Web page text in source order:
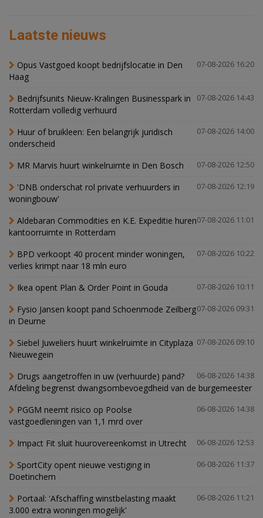
Laatste nieuws
07-08-2026 16:20
Opus Vastgoed koopt bedrijfslocatie in Den
Haag
07-08-2026 14:43
Bedrijfsunits Nieuw-Kralingen Businesspark in
Rotterdam volledig verhuurd
07-08-2026 14:00
Huur of bruikleen: Een belangrijk juridisch
onderscheid
07-08-2026 12:50
MR Marvis huurt winkelruimte in Den Bosch
07-08-2026 12:19
'DNB onderschat rol private verhuurders in
woningbouw'
07-08-2026 11:01
Aldebaran Commodities en K.E. Expeditie huren
kantoorruimte in Rotterdam
07-08-2026 10:22
BPD verkoopt 40 procent minder woningen,
verlies krimpt naar 18 mln euro
07-08-2026 10:11
Ikea opent Plan & Order Point in Gouda
07-08-2026 09:31
Fysio Jansen koopt pand Schoenmode Zeilberg
in Deurne
07-08-2026 09:10
Siebel Juweliers huurt winkelruimte in Cityplaza
Nieuwegein
06-08-2026 14:38
Drugs aangetroffen in uw (verhuurde) pand?
Afdeling begrenst dwangsombevoegdheid van de burgemeester
06-08-2026 14:38
PGGM neemt risico op Poolse
vastgoedleningen van 1,1 mrd over
06-08-2026 12:53
Impact Fit sluit huurovereenkomst in Utrecht
06-08-2026 11:37
SportCity opent nieuwe vestiging in
Doetinchem
06-08-2026 11:21
Portaal: 'Afschaffing winstbelasting maakt
3.000 extra woningen mogelijk'